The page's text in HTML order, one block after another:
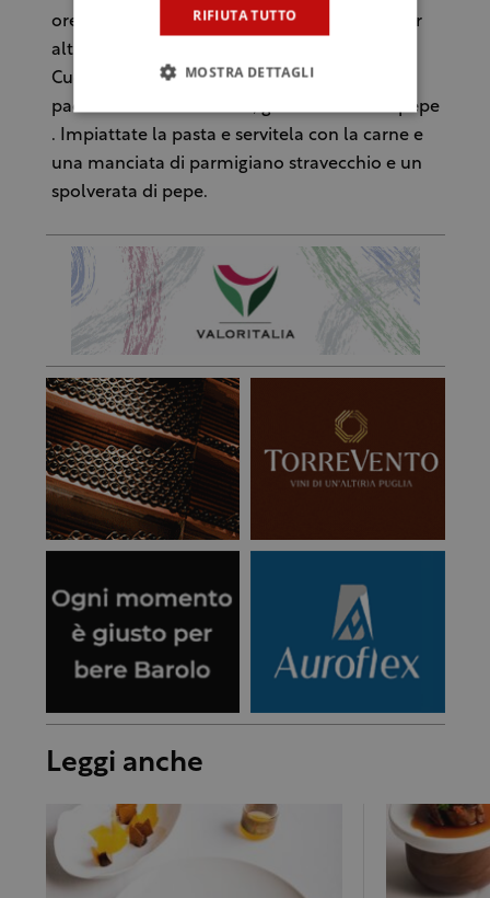
ore. Togliete le carni e lasciate restringere per
altre 2 ore con la scorza di parmigiano.
Cucinate la pasta al dente e mantecate in
padella a bordo fiamma, gustate di sale e pepe
. Impiattate la pasta e servitela con la carne e
una manciata di parmigiano stravecchio e un
spolverata di pepe.
Leggi anche
RIFIUTA TUTTO
MOSTRA DETTAGLI